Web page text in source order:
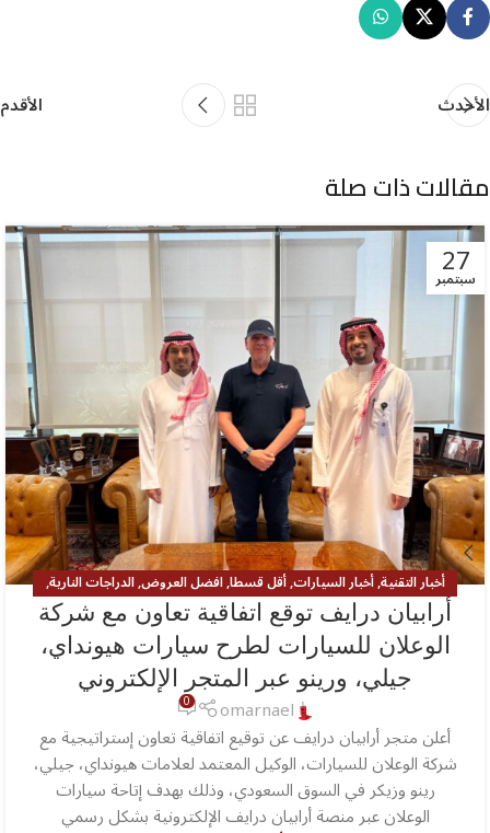
الأحدث الأقدم
مقالات ذات صلة
27
سبتمبر
أخبار التقنية,أخبار السيارات,أقل قسطا,افضل العروض,الدراجات النارية,
المستعملة المضمونة,المميزة, عام,كله كهرباء
أرابيان درايف توقع اتفاقية تعاون مع شركة
الوعلان للسيارات لطرح سيارات هيونداي،
جيلي، ورينو عبر المتجر الإلكتروني
omarnael
0
أعلن متجر أرابيان درايف عن توقيع اتفاقية تعاون إستراتيجية مع
شركة الوعلان للسيارات، الوكيل المعتمد لعلامات هيونداي، جيلي،
رينو وزيكر في السوق السعودي، وذلك بهدف إتاحة سيارات
الوعلان عبر منصة أرابيان درايف الإلكترونية بشكل رسمي